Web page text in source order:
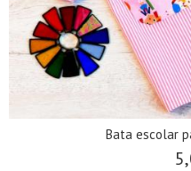
Bata escolar